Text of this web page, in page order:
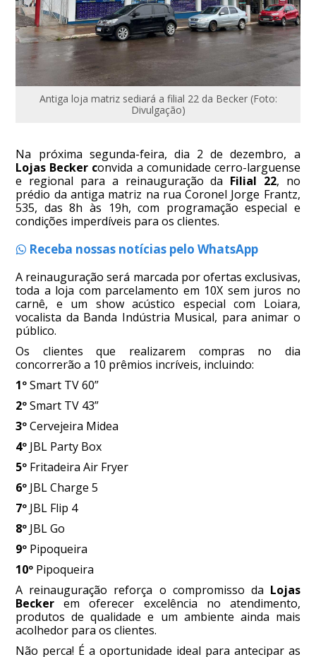
Antiga loja matriz sediará a filial 22 da Becker (Foto:
Divulgação)
Na próxima segunda-feira, dia 2 de dezembro, a
Lojas Becker convida a comunidade cerro-larguense
e regional para a reinauguração da Filial 22, no
prédio da antiga matriz na rua Coronel Jorge Frantz,
535, das 8h às 19h, com programação especial e
condições imperdíveis para os clientes.
Receba nossas notícias pelo WhatsApp
A reinauguração será marcada por ofertas exclusivas,
toda a loja com parcelamento em 10X sem juros no
carnê, e um show acústico especial com Loiara,
vocalista da Banda Indústria Musical, para animar o
público.
Os clientes que realizarem compras no dia
concorrerão a 10 prêmios incríveis, incluindo:
1ºSmart TV 60”
2ºSmart TV 43”
3ºCervejeira Midea
4º JBL Party Box
5º Fritadeira Air Fryer
6º JBL Charge 5
7º JBL Flip 4
8º JBL Go
9º Pipoqueira
10º Pipoqueira
A reinauguração reforça o compromisso da Lojas
Becker em oferecer excelência no atendimento,
produtos de qualidade e um ambiente ainda mais
acolhedor para os clientes.
Não perca! É a oportunidade ideal para antecipar as